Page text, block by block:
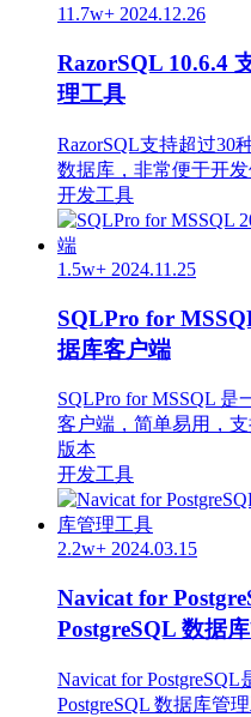
11.7w+ 2024.12.26
RazorSQL 10.6.4
理工具
RazorSQL支持超过30
数据库，非常便于开发
开发工具
1.5w+ 2024.11.25
SQLPro for
据库客户端
SQLPro for MSSQL
客户端，简单易用，
版本
开发工具
2.2w+ 2024.03.15
Navicat for
PostgreSQL 数据
Navicat for
PostgreSQL 数据库管